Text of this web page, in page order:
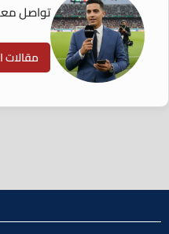
تواصل معنا:
مقالات